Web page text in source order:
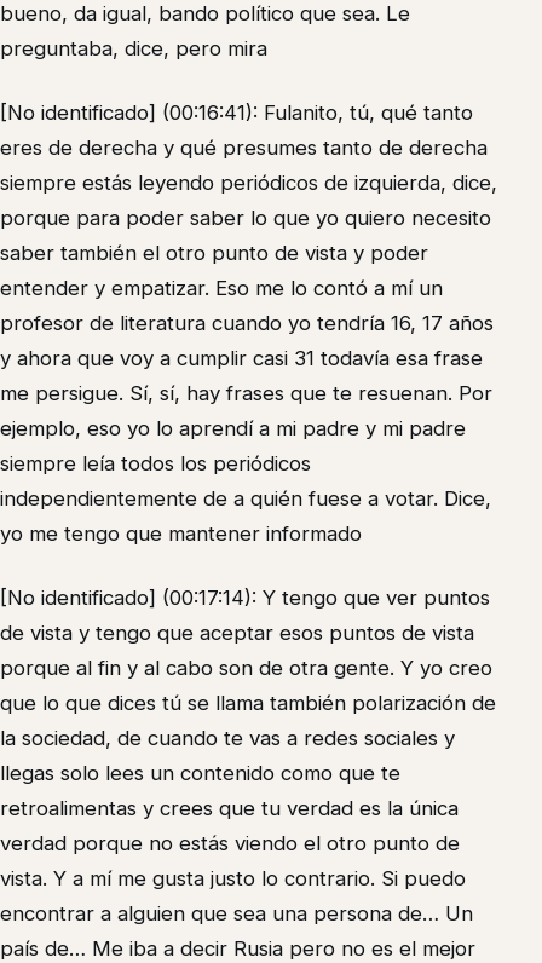
bueno, da igual, bando político que sea. Le
preguntaba, dice, pero mira
[No identificado] (00:16:41): Fulanito, tú, qué tanto
eres de derecha y qué presumes tanto de derecha
siempre estás leyendo periódicos de izquierda, dice,
porque para poder saber lo que yo quiero necesito
saber también el otro punto de vista y poder
entender y empatizar. Eso me lo contó a mí un
profesor de literatura cuando yo tendría 16, 17 años
y ahora que voy a cumplir casi 31 todavía esa frase
me persigue. Sí, sí, hay frases que te resuenan. Por
ejemplo, eso yo lo aprendí a mi padre y mi padre
siempre leía todos los periódicos
independientemente de a quién fuese a votar. Dice,
yo me tengo que mantener informado
[No identificado] (00:17:14): Y tengo que ver puntos
de vista y tengo que aceptar esos puntos de vista
porque al fin y al cabo son de otra gente. Y yo creo
que lo que dices tú se llama también polarización de
la sociedad, de cuando te vas a redes sociales y
llegas solo lees un contenido como que te
retroalimentas y crees que tu verdad es la única
verdad porque no estás viendo el otro punto de
vista. Y a mí me gusta justo lo contrario. Si puedo
encontrar a alguien que sea una persona de… Un
país de… Me iba a decir Rusia pero no es el mejor